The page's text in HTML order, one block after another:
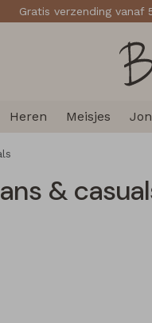
Gratis verzending
Heren Meisjes
&